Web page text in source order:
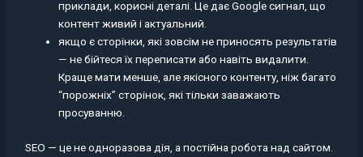
приклади, корисні деталі. Це дає Google сигнал, що
контент живий і актуальний.
якщо є сторінки, які зовсім не приносять результатів
— не бійтеся їх переписати або навіть видалити.
Краще мати менше, але якісного контенту, ніж багато
“порожніх” сторінок, які тільки заважають
просуванню.
SEO — це не одноразова дія, а постійна робота над сайтом.